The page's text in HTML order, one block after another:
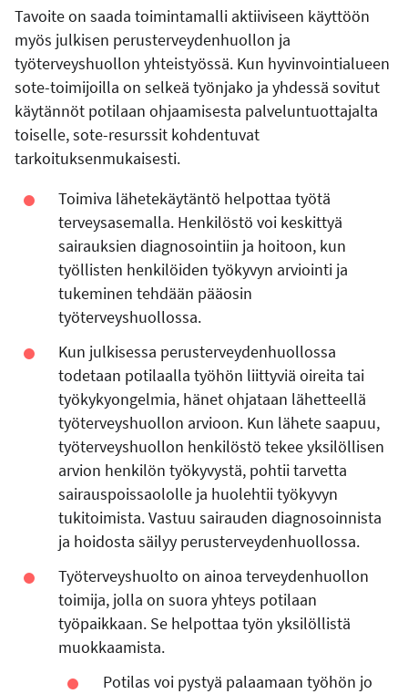
Tavoite on saada toimintamalli aktiiviseen käyttöön
myös julkisen perusterveydenhuollon ja
työterveyshuollon yhteistyössä. Kun hyvinvointialueen
sote-toimijoilla on selkeä työnjako ja yhdessä sovitut
käytännöt potilaan ohjaamisesta palveluntuottajalta
toiselle, sote-resurssit kohdentuvat
tarkoituksenmukaisesti.
Toimiva lähetekäytäntö helpottaa työtä
terveysasemalla. Henkilöstö voi keskittyä
sairauksien diagnosointiin ja hoitoon, kun
työllisten henkilöiden työkyvyn arviointi ja
tukeminen tehdään pääosin
työterveyshuollossa.
Kun julkisessa perusterveydenhuollossa
todetaan potilaalla työhön liittyviä oireita tai
työkykyongelmia, hänet ohjataan lähetteellä
työterveyshuollon arvioon. Kun lähete saapuu,
työterveyshuollon henkilöstö tekee yksilöllisen
arvion henkilön työkyvystä, pohtii tarvetta
sairauspoissaololle ja huolehtii työkyvyn
tukitoimista. Vastuu sairauden diagnosoinnista
ja hoidosta säilyy perusterveydenhuollossa.
Työterveyshuolto on ainoa terveydenhuollon
toimija, jolla on suora yhteys potilaan
työpaikkaan. Se helpottaa työn yksilöllistä
muokkaamista.
Potilas voi pystyä palaamaan työhön jo